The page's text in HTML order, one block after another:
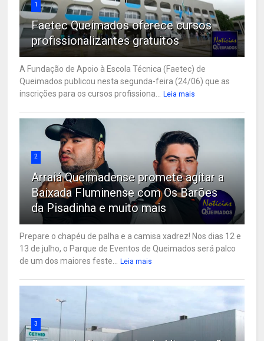
1
Faetec Queimados oferece cursos
profissionalizantes gratuitos
A Fundação de Apoio à Escola Técnica (Faetec) de
Queimados publicou nesta segunda-feira (24/06) que as
inscrições para os cursos profissiona...
Leia mais
2
Arraiá Queimadense promete agitar a
Baixada Fluminense com Os Barões
da Pisadinha e muito mais
Prepare o chapéu de palha e a camisa xadrez! Nos dias 12 e
13 de julho, o Parque de Eventos de Queimados será palco
de um dos maiores feste...
Leia mais
3